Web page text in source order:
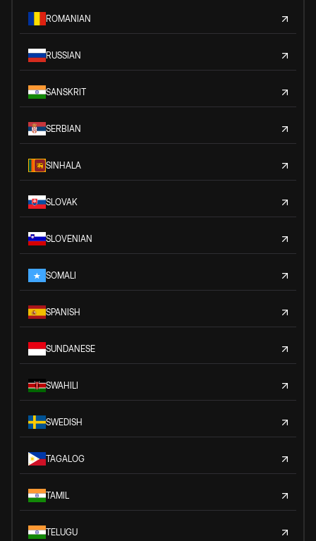
ROMANIAN
RUSSIAN
SANSKRIT
SERBIAN
SINHALA
SLOVAK
SLOVENIAN
SOMALI
SPANISH
SUNDANESE
SWAHILI
SWEDISH
TAGALOG
TAMIL
TELUGU